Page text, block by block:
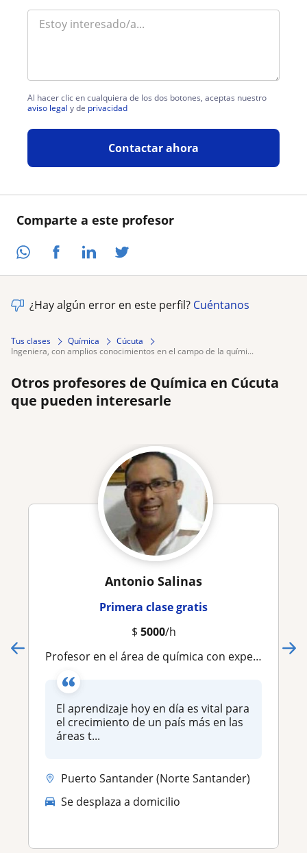
Comparte a este profesor
Al hacer clic en cualquiera de los dos botones, aceptas nuestro
aviso legal y de privacidad
Contactar ahora
¿Hay algún error en este perfil? Cuéntanos
Tus clases Química
Cúcuta
ingeniera, con amplios conocimientos en el campo de la quími...
Otros profesores de Química en Cúcuta
que pueden interesarle
Antonio Salinas
Primera clase gratis
$ 5000/h
Profesor en el área de química con experiencia en estequiometria química
El aprendizaje hoy en día es vital para
el crecimiento de un país más en las
áreas t...
Puerto Santander (Norte Santander)
Se desplaza a domicilio